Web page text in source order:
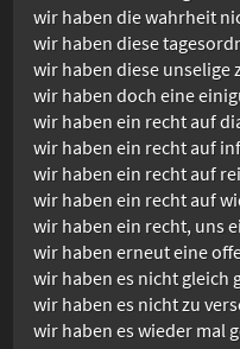
wir haben die wahrheit
wir haben diese
wir haben diese unselige
wir haben doch eine
wir haben ein recht auf
wir haben ein recht auf
wir haben ein recht auf
wir haben ein recht auf
wir haben ein recht, uns
wir haben erneut eine
wir haben es nicht gleich
wir haben es nicht zu
wir haben es wieder mal